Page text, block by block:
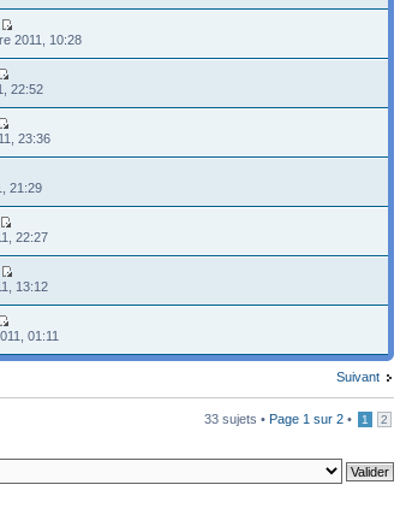
2011, 10:28
22:52
23:36
21:29
22:27
13:12
01:11
Suivant
33 sujets • Page 1 sur 2 • 1 2